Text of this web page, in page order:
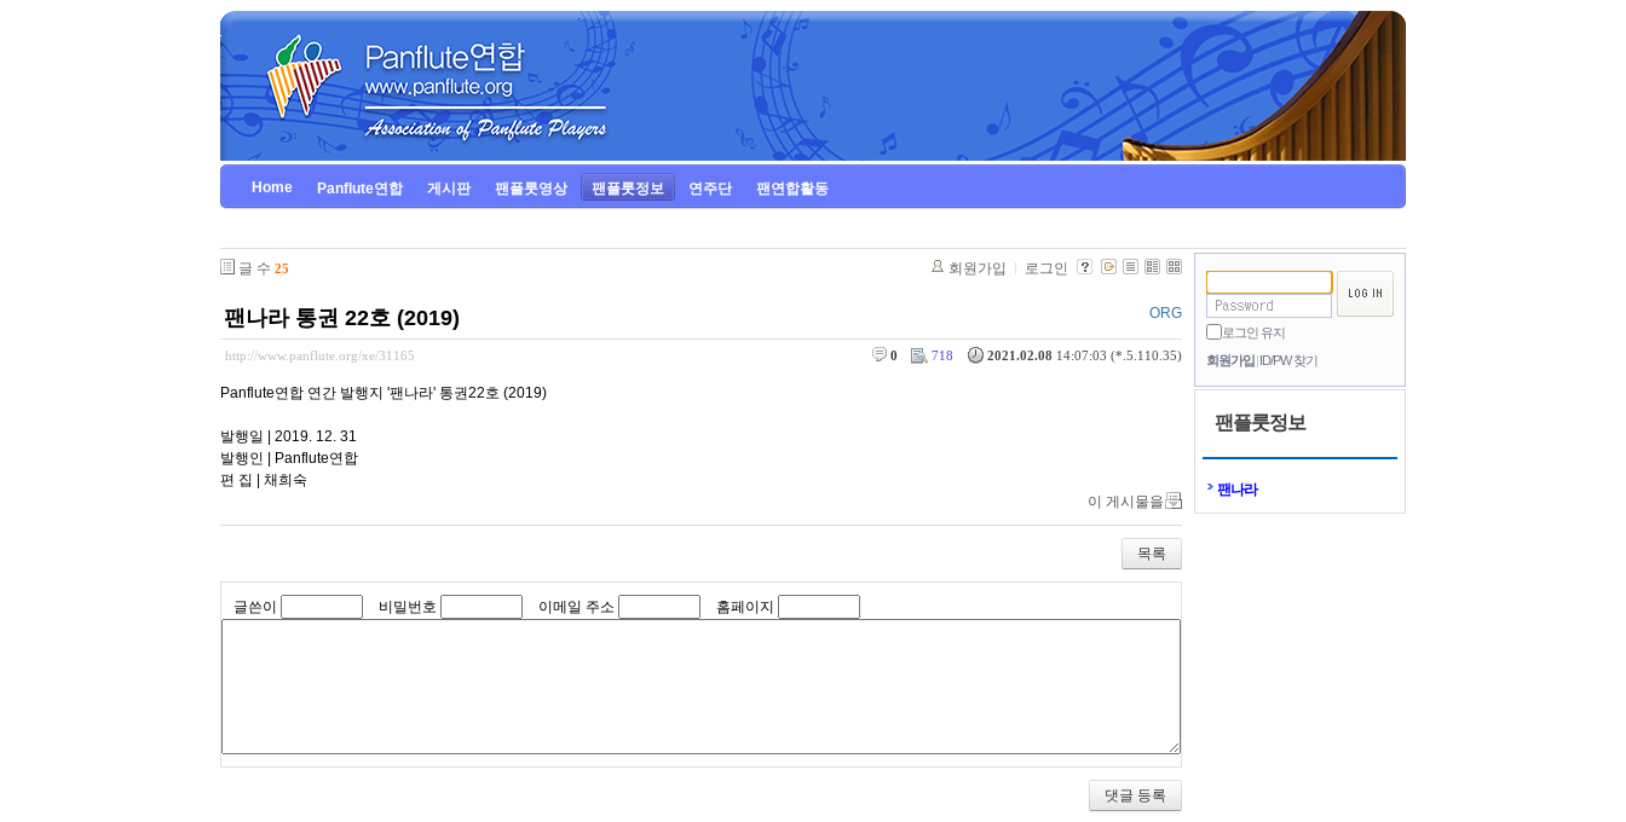
Home Panflute연합 게시판 팬플룻영상 팬플룻정보 연주단 팬연합활동
로그인 유지
회원가입 ID/PW 찾기
팬플룻정보
팬나라
글 수 25 회원가입 로그인
팬나라 통권 22호 (2019) ORG
http://www.panflute.org/xe/31165 2021.02.08 14:07:03 (*.5.110.35)
718
0
Panflute연합 연간 발행지 '팬나라' 통권22호 (2019)
발행일 | 2019. 12. 31
발행인 | Panflute연합
편 집 | 채희숙
이 게시물을
목록
글쓴이 비밀번호 이메일 주소 홈페이지